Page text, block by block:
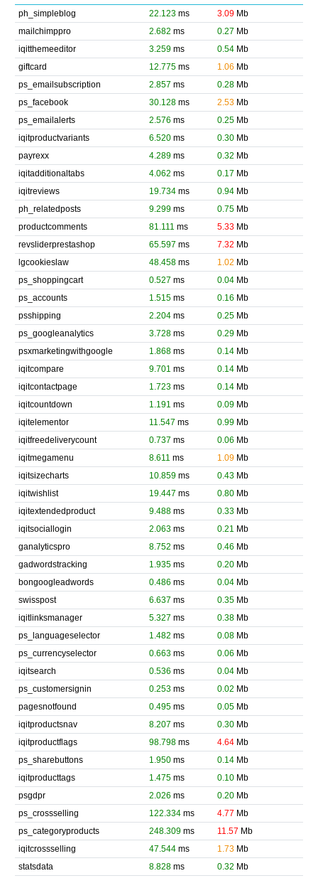
ph_simpleblog
22.123ms 3.09Mb
mailchimppro
2.682 ms 0.27 Mb
iqitthemeeditor
3.259ms 0.54Mb
giftcard
12.775ms 1.06 Mb
ps_emailsubscription
2.857 ms 0.28Mb
ps_facebook
30.128ms 2.53Mb
ps_emailalerts
2.576 ms 0.25Mb
iqitproductvariants
6.520ms 0.30Mb
payrexx
4.289ms 0.32 Mb
iqitadditionaltabs
4.062 ms 0.17 Mb
iqitreviews
19.734ms 0.94Mb
ph_relatedposts
9.299ms 0.75Mb
productcomments
81.111 ms 5.33Mb
revsliderprestashop
65.597 ms 7.32 Mb
lgcookieslaw
48.458ms 1.02 Mb
ps_shoppingcart
0.527 ms 0.04Mb
ps_accounts
1.515ms 0.16 Mb
psshipping
2.204ms 0.25Mb
ps_googleanalytics
3.728ms 0.29Mb
psxmarketingwithgoogle
1.868ms 0.14Mb
iqitcompare
9.701 ms 0.14Mb
iqitcontactpage
1.723ms 0.14Mb
iqitcountdown
1.191 ms 0.09Mb
iqitelementor
11.547 ms 0.99Mb
iqitfreedeliverycount
0.737 ms 0.06 Mb
iqitmegamenu
8.611 ms 1.09Mb
iqitsizecharts
10.859ms 0.43Mb
iqitwishlist
19.447 ms 0.80Mb
iqitextendedproduct
9.488ms 0.33Mb
iqitsociallogin
2.063ms 0.21 Mb
ganalyticspro
8.752 ms 0.46 Mb
gadwordstracking
1.935ms 0.20Mb
bongoogleadwords
0.486 ms 0.04Mb
swisspost
6.637 ms 0.35Mb
iqitlinksmanager
5.327 ms 0.38Mb
ps_languageselector
1.482 ms 0.08Mb
ps_currencyselector
0.663ms 0.06 Mb
iqitsearch
0.536 ms 0.04Mb
ps_customersignin
0.253ms 0.02 Mb
pagesnotfound
0.495ms 0.05Mb
iqitproductsnav
8.207 ms 0.30Mb
iqitproductflags
98.798ms 4.64Mb
ps_sharebuttons
1.950ms 0.14Mb
iqitproducttags
1.475ms 0.10Mb
psgdpr
2.026 ms 0.20Mb
ps_crossselling
122.334ms 4.77 Mb
ps_categoryproducts
248.309ms 11.57 Mb
iqitcrossselling
47.544ms 1.73Mb
statsdata
8.828ms 0.32 Mb